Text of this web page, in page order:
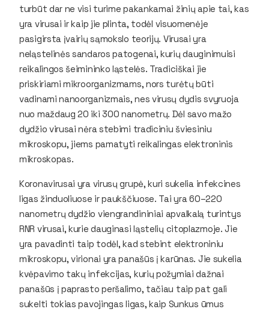
turbūt dar ne visi turime pakankamai žinių apie tai, kas
yra virusai ir kaip jie plinta, todėl visuomenėje
pasigirsta įvairių sąmokslo teorijų. Virusai yra
neląstelinės sandaros patogenai, kurių dauginimuisi
reikalingos šeimininko ląstelės. Tradiciškai jie
priskiriami mikroorganizmams, nors turėtų būti
vadinami nanoorganizmais, nes virusų dydis svyruoja
nuo maždaug 20 iki 300 nanometrų. Dėl savo mažo
dydžio virusai nėra stebimi tradiciniu šviesiniu
mikroskopu, jiems pamatyti reikalingas elektroninis
mikroskopas.
Koronavirusai yra virusų grupė, kuri sukelia infekcines
ligas žinduoliuose ir paukščiuose. Tai yra 60–220
nanometrų dydžio viengrandininiai apvalkalą turintys
RNR virusai, kurie dauginasi ląstelių citoplazmoje. Jie
yra pavadinti taip todėl, kad stebint elektroniniu
mikroskopu, virionai yra panašūs į karūnas. Jie sukelia
kvėpavimo takų infekcijas, kurių požymiai dažnai
panašūs į paprasto peršalimo, tačiau taip pat gali
sukelti tokias pavojingas ligas, kaip Sunkus ūmus